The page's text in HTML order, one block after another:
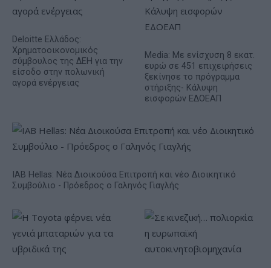
Deloitte Ελλάδος:
Χρηματοοικονομικός
σύμβουλος της ΔΕΗ για την
είσοδο στην πολωνική
αγορά ενέργειας
Media: Με ενίσχυση 8 εκατ.
ευρώ σε 451 επιχειρήσεις
ξεκίνησε το πρόγραμμα
στήριξης- Κάλυψη
εισφορών ΕΔΟΕΑΠ
IAB Hellas: Νέα Διοικούσα Επιτροπή και νέο Διοικητικό
Συμβούλιο - Πρόεδρος ο Γαληνός Γιαγλής